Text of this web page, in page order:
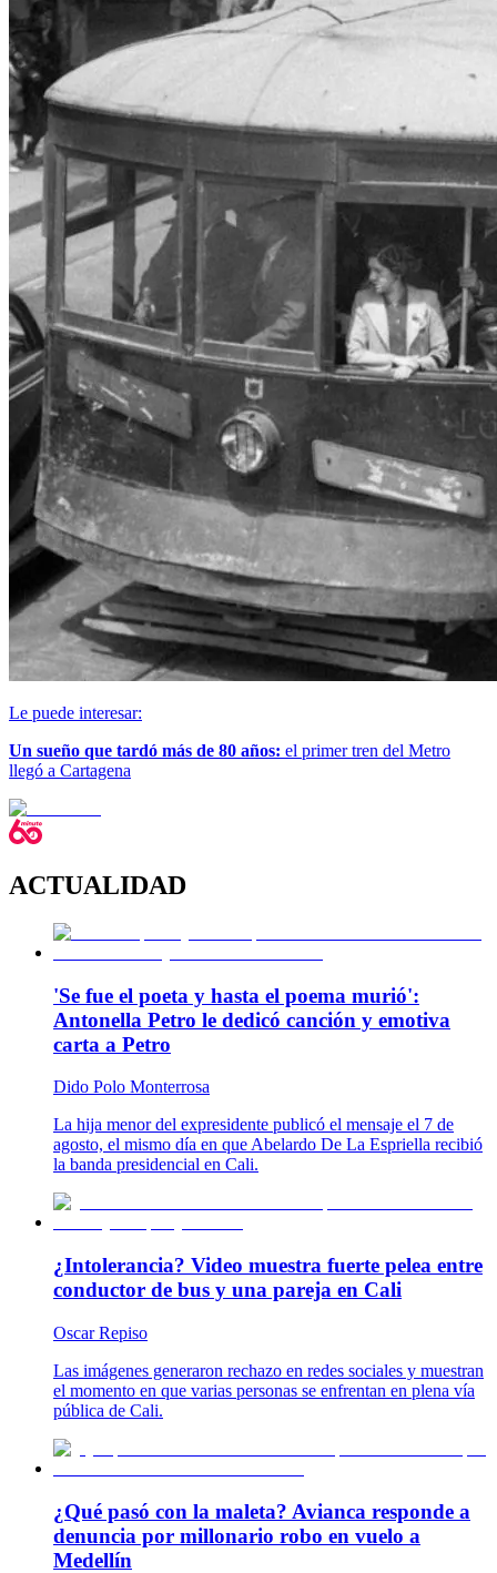
Le puede interesar:
Un sueño que tardó más de 80 años: el primer tren del Metro
llegó a Cartagena
ACTUALIDAD
'Se fue el poeta y hasta el poema murió':
Antonella Petro le dedicó canción y emotiva
carta a Petro
Dido Polo Monterrosa
La hija menor del expresidente publicó el mensaje el 7 de
agosto, el mismo día en que Abelardo De La Espriella recibió
la banda presidencial en Cali.
¿Intolerancia? Video muestra fuerte pelea entre
conductor de bus y una pareja en Cali
Oscar Repiso
Las imágenes generaron rechazo en redes sociales y muestran
el momento en que varias personas se enfrentan en plena vía
pública de Cali.
¿Qué pasó con la maleta? Avianca responde a
denuncia por millonario robo en vuelo a
Medellín